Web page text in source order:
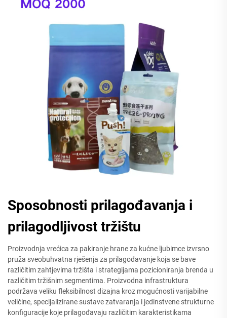
Sposobnosti prilagođavanja i
prilagodljivost tržištu
Proizvodnja vrećica za pakiranje hrane za kućne ljubimce izvrsno
pruža sveobuhvatna rješenja za prilagođavanje koja se bave
različitim zahtjevima tržišta i strategijama pozicioniranja brenda u
različitim tržišnim segmentima. Proizvodna infrastruktura
podržava veliku fleksibilnost dizajna kroz mogućnosti varijabilne
veličine, specijalizirane sustave zatvaranja i jedinstvene strukturne
konfiguracije koje prilagođavaju različitim karakteristikama